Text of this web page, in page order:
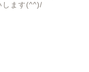
します(^^)/